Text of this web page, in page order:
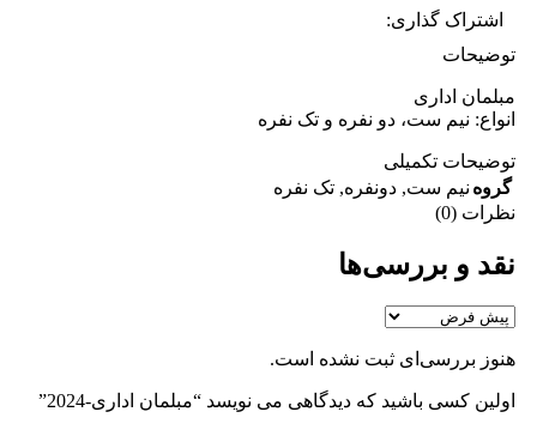
اشتراک گذاری:
توضیحات
مبلمان اداری
انواع: نیم ست، دو نفره و تک نفره
توضیحات تکمیلی
گروه نیم ست, دونفره, تک نفره
نظرات (0)
نقد و بررسی‌ها
هنوز بررسی‌ای ثبت نشده است.
اولین کسی باشید که دیدگاهی می نویسد “مبلمان اداری-2024”